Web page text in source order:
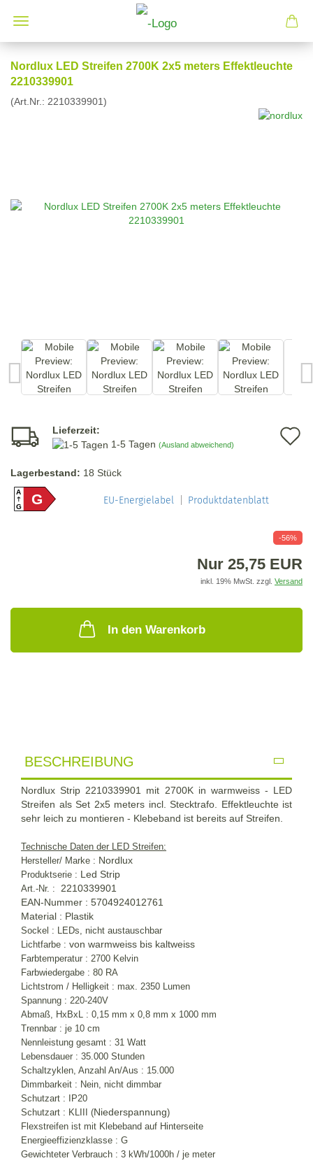
Nordlux LED Streifen 2700K 2x5 meters Effektleuchte
2210339901
(Art.Nr.: 2210339901)
Lieferzeit:
1-5 Tagen (Ausland abweichend)
Lagerbestand: 18 Stück
A
GG EU-Energielabel Produktdatenblatt
-56%
Nur 25,75 EUR
inkl. 19% MwSt. zzgl. Versand
In den Warenkorb
BESCHREIBUNG
Nordlux Strip 2210339901 mit 2700K in warmweiss - LED
Streifen als Set 2x5 meters incl. Stecktrafo. Effektleuchte ist
sehr leich zu montieren - Klebeband ist bereits auf Streifen.
Technische Daten der LED Streifen:
Hersteller/ Marke : Nordlux
Produktserie : Led Strip
Art.-Nr. : 2210339901
EAN-Nummer : 5704924012761
Material : Plastik
Sockel : LEDs, nicht austauschbar
Lichtfarbe : von warmweiss bis kaltweiss
Farbtemperatur : 2700 Kelvin
Farbwiedergabe : 80 RA
Lichtstrom / Helligkeit : max. 2350 Lumen
Spannung : 220-240V
Abmaß, HxBxL : 0,15 mm x 0,8 mm x 1000 mm
Trennbar : je 10 cm
Nennleistung gesamt : 31 Watt
Lebensdauer : 35.000 Stunden
Schaltzyklen, Anzahl An/Aus : 15.000
Dimmbarkeit : Nein, nicht dimmbar
Schutzart : IP20
Schutzart : KLIII (Niederspannung)
Flexstreifen ist mit Klebeband auf Hinterseite
Energieeffizienzklasse : G
Gewichteter Verbrauch : 3 kWh/1000h / je meter